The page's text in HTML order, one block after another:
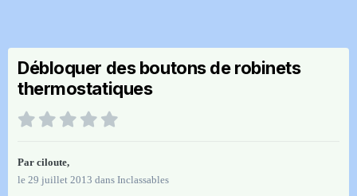
Débloquer des boutons de robinets
thermostatiques
Par ciloute,
le 29 juillet 2013 dans Inclassables